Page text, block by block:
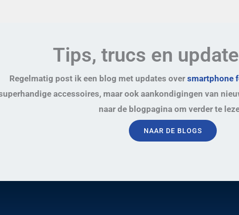
Tips, trucs en
Regelmatig post ik een blog met updates over smartphone
accessoires, maar ook aankondigingen van
naar de blogpagina om verder te
NAAR DE BLOGS